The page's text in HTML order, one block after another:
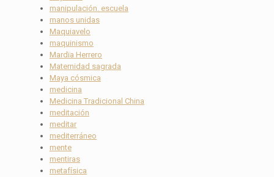
manipulación. escuela
manos unidas
Maquiavelo
maquinismo
Mardïa Herrero
Maternidad sagrada
Maya cósmica
medicina
Medicina Tradicional China
meditación
meditar
mediterráneo
mente
mentiras
metafísica